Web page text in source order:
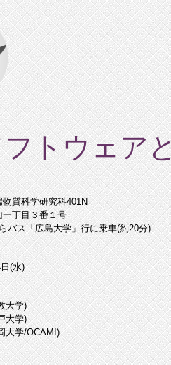
トウェア
質科学研究科401N
一丁目３番１号
バス「広島大学」行に乗車(約20分)
(水)
大学)
大学)
大学/OCAMI)